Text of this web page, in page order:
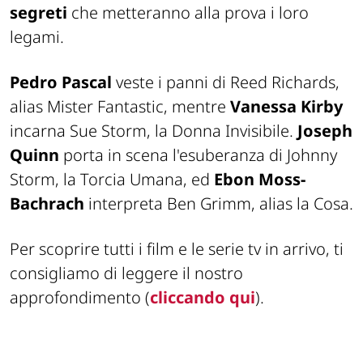
segreti che metteranno alla prova i loro
legami.
Pedro Pascal veste i panni di Reed Richards,
alias Mister Fantastic, mentre Vanessa Kirby
incarna Sue Storm, la Donna Invisibile. Joseph
Quinn porta in scena l'esuberanza di Johnny
Storm, la Torcia Umana, ed Ebon Moss-
Bachrach interpreta Ben Grimm, alias la Cosa.
Per scoprire tutti i film e le serie tv in arrivo, ti
consigliamo di leggere il nostro
approfondimento (cliccando qui).